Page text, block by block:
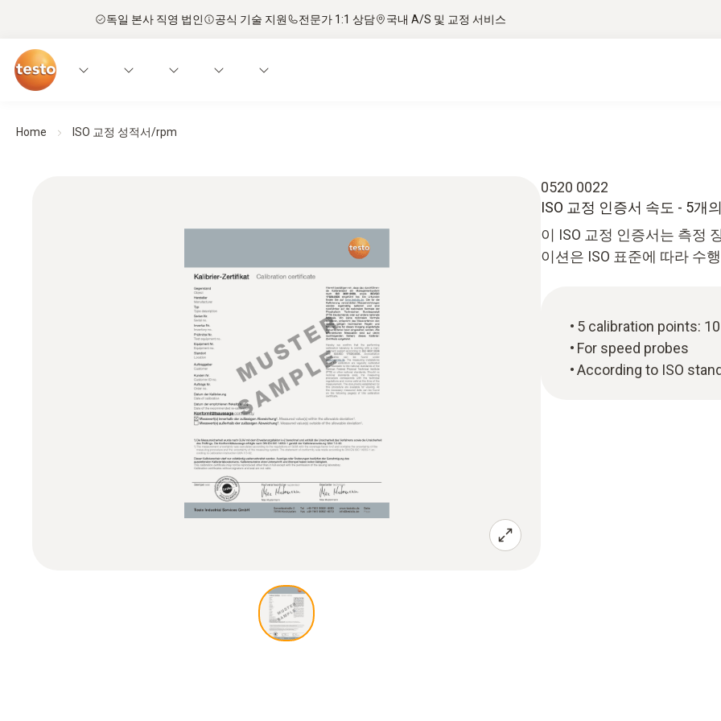
독일 본사 직영 법인 공식 기술 지원 전문가 1:1 상담 국내 A/S 및 교정 서비스
Home ISO 교정 성적서/rpm
0520 0022
ISO 교정 인증서 속도 - 5개
이 ISO 교정 인증서는 측정
이션은 ISO 표준에 따라 수
5 calibration points:
For speed probes
According to ISO